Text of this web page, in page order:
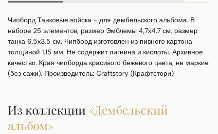
Чипборд Танковые войска - для дембельского альбома. В
наборе 25 элементов, размер Эмблемы 4,7х4,7 см, размер
танка 6,5х3,5 см. Чипборд изготовлен из пивного картона
толщиной 1,15 мм. Не содержит лигнина и кислоты. Архивное
качество. Края чипборда красивого бежевого цвета, не маркие
(без сажи). Производитель: Craftstory (Крафтстори)
Из коллекции «Дембельский
альбом»